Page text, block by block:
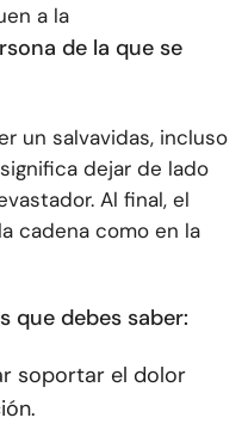
a la
de la que se
un salvavidas, incluso
dejar de lado
Al final, el
cadena como en la
que debes saber:
soportar el dolor